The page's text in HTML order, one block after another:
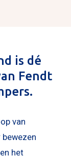
is dé
Fendt
van
bewezen
het